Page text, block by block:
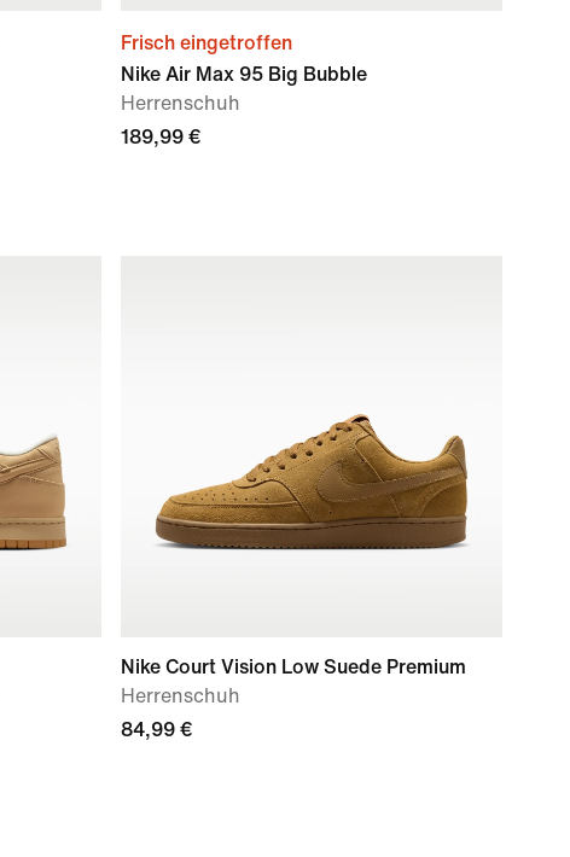
Frisch eingetroffen
Nike Air Max 95 Big Bubble
Herrenschuh
189,99 €
Nike Court Vision Low Suede Premium
Herrenschuh
84,99 €